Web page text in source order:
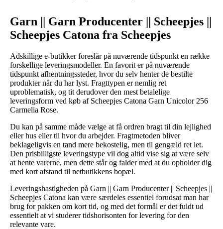
Garn || Garn Producenter || Scheepjes ||
Scheepjes Catona fra Scheepjes
Adskillige e-butikker foreslår på nuværende tidspunkt en række
forskellige leveringsmodeller. En favorit er på nuværende
tidspunkt afhentningssteder, hvor du selv henter de bestilte
produkter når du har lyst. Fragttypen er nemlig ret
uproblematisk, og tit derudover den mest betalelige
leveringsform ved køb af Scheepjes Catona Garn Unicolor 256
Carmelia Rose.
Du kan på samme måde vælge at få ordren bragt til din lejlighed
eller hus eller til hvor du arbejder. Fragtmetoden bliver
beklageligvis en tand mere bekostelig, men til gengæld ret let.
Den prisbilligste leveringstype vil dog altid vise sig at være selv
at hente varerne, men dette står og falder med at du opholder dig
med kort afstand til netbutikkens bopæl.
Leveringshastigheden på Garn || Garn Producenter || Scheepjes ||
Scheepjes Catona kan være særdeles essentiel forudsat man har
brug for pakken om kort tid, og med det formål er det fuldt ud
essentielt at vi studerer tidshorisonten for levering for den
relevante vare.